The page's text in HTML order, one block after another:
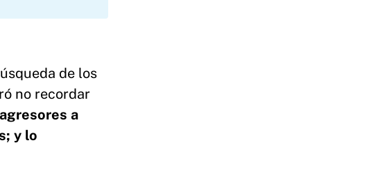
de los
no recordar
a
y lo